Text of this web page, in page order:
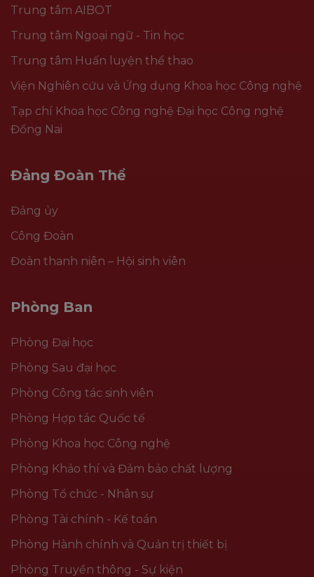
Trung tâm AIBOT
Trung tâm Ngoại ngữ - Tin học
Trung tâm Huấn luyện thể thao
Viện Nghiên cứu và Ứng dụng Khoa học Công nghệ
Tạp chí Khoa học Công nghệ Đại học Công nghệ
Đồng Nai
Đảng Đoàn Thể
Đảng ủy
Công Đoàn
Đoàn thanh niên – Hội sinh viên
Phòng Ban
Phòng Đại học
Phòng Sau đại học
Phòng Công tác sinh viên
Phòng Hợp tác Quốc tế
Phòng Khoa học Công nghệ
Phòng Khảo thí và Đảm bảo chất lượng
Phòng Tổ chức - Nhân sự
Phòng Tài chính - Kế toán
Phòng Hành chính và Quản trị thiết bị
Phòng Truyền thông - Sự kiện